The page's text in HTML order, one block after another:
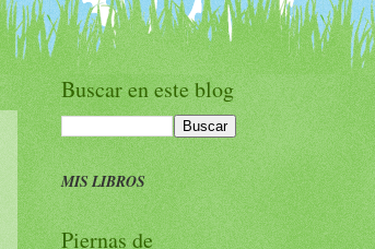
Buscar en este blog
MIS LIBROS
Piernas de